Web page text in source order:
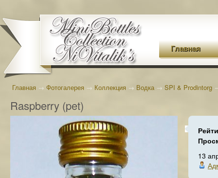
Главная
Главная → Фотогалерея → Коллекция → Водка→ SPI & Prodintorg
Raspberry (pet)
13